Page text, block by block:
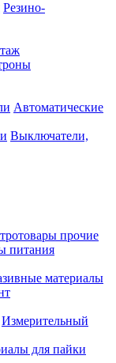
Резино-
Автоматические
Выключатели,
прочие
питания
материалы
Измерительный
для пайки